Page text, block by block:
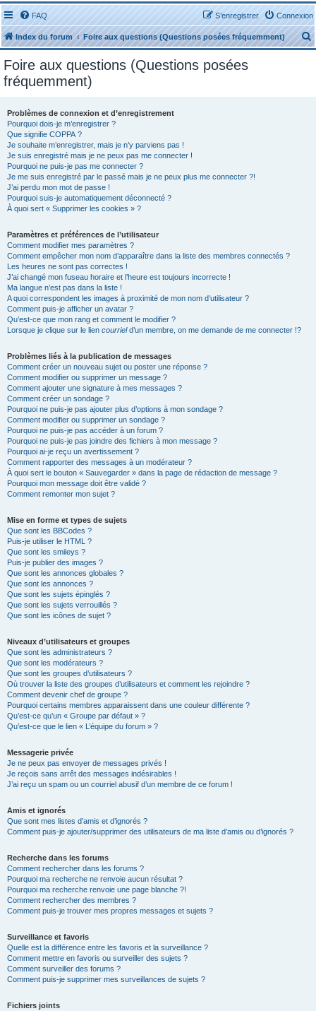
FAQ Connexion
S’enregistrer
Index du forum Foire aux questions (Questions posées fréquemment)
e
Foire aux questions (Questions posées
fréquemment)
Problèmes de connexion et d’enregistrement
Pourquoi dois-je m’enregistrer ?
Que signifie COPPA ?
Je souhaite m’enregistrer, mais je n’y parviens pas !
Je suis enregistré mais je ne peux pas me connecter !
Pourquoi ne puis-je pas me connecter ?
Je me suis enregistré par le passé mais je ne peux plus me connecter ?!
J’ai perdu mon mot de passe !
Pourquoi suis-je automatiquement déconnecté ?
À quoi sert « Supprimer les cookies » ?
Paramètres et préférences de l’utilisateur
Comment modifier mes paramètres ?
Comment empêcher mon nom d’apparaître dans la liste des membres connectés ?
Les heures ne sont pas correctes !
J’ai changé mon fuseau horaire et l’heure est toujours incorrecte !
Ma langue n’est pas dans la liste !
A quoi correspondent les images à proximité de mon nom d’utilisateur ?
Comment puis-je afficher un avatar ?
Qu’est-ce que mon rang et comment le modifier ?
Lorsque je clique sur le lien courrield’un membre, on me demande de me connecter !?
Problèmes liés à la publication de messages
Comment créer un nouveau sujet ou poster une réponse ?
Comment modifier ou supprimer un message ?
Comment ajouter une signature à mes messages ?
Comment créer un sondage ?
Pourquoi ne puis-je pas ajouter plus d’options à mon sondage ?
Comment modifier ou supprimer un sondage ?
Pourquoi ne puis-je pas accéder à un forum ?
Pourquoi ne puis-je pas joindre des fichiers à mon message ?
Pourquoi ai-je reçu un avertissement ?
Comment rapporter des messages à un modérateur ?
À quoi sert le bouton « Sauvegarder » dans la page de rédaction de message ?
Pourquoi mon message doit être validé ?
Comment remonter mon sujet ?
Mise en forme et types de sujets
Que sont les BBCodes ?
Puis-je utiliser le HTML ?
Que sont les smileys ?
Puis-je publier des images ?
Que sont les annonces globales ?
Que sont les annonces ?
Que sont les sujets épinglés ?
Que sont les sujets verrouillés ?
Que sont les icônes de sujet ?
Niveaux d’utilisateurs et groupes
Que sont les administrateurs ?
Que sont les modérateurs ?
Que sont les groupes d’utilisateurs ?
Où trouver la liste des groupes d’utilisateurs et comment les rejoindre ?
Comment devenir chef de groupe ?
Pourquoi certains membres apparaissent dans une couleur différente ?
Qu’est-ce qu’un « Groupe par défaut » ?
Qu’est-ce que le lien « L’équipe du forum » ?
Messagerie privée
Je ne peux pas envoyer de messages privés !
Je reçois sans arrêt des messages indésirables !
J’ai reçu un spam ou un courriel abusif d’un membre de ce forum !
Amis et ignorés
Que sont mes listes d’amis et d’ignorés ?
Comment puis-je ajouter/supprimer des utilisateurs de ma liste d’amis ou d’ignorés ?
Recherche dans les forums
Comment rechercher dans les forums ?
Pourquoi ma recherche ne renvoie aucun résultat ?
Pourquoi ma recherche renvoie une page blanche ?!
Comment rechercher des membres ?
Comment puis-je trouver mes propres messages et sujets ?
Surveillance et favoris
Quelle est la différence entre les favoris et la surveillance ?
Comment mettre en favoris ou surveiller des sujets ?
Comment surveiller des forums ?
Comment puis-je supprimer mes surveillances de sujets ?
Fichiers joints